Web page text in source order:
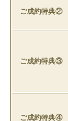
ご成約特典②
ご成約特典③
ご成約特典④